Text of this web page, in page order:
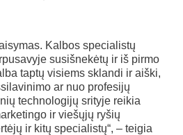
Kalbos specialistų
susišnekėtų ir iš pirmo
taptų visiems sklandi ir aiški,
ar nuo profesijų
technologijų srityje reikia
ir viešųjų ryšių
ir kitų specialistų“, – teigia